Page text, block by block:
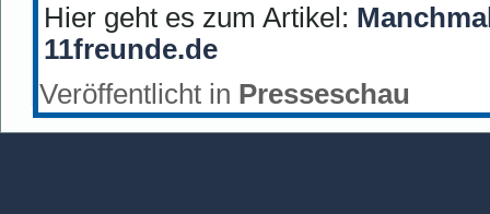
Hier geht es zum Artikel:
11freunde.de
Veröffentlicht in Presseschau